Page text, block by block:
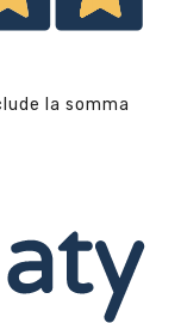
la somma